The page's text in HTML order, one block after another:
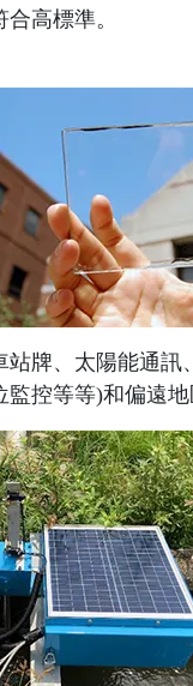
高標準。
牌、太陽能通
控等等)和偏遠地